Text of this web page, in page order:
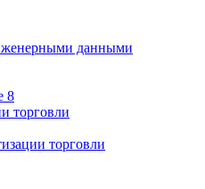
данными
8
торговли
торговли